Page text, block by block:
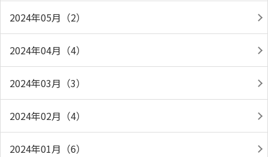
2024年05月（2）
2024年04月（4）
2024年03月（3）
2024年02月（4）
2024年01月（6）